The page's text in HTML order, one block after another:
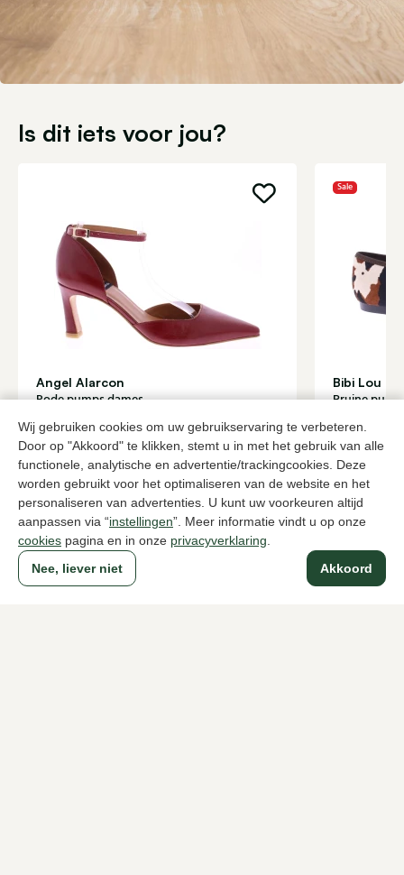
Wij gebruiken cookies om uw gebruikservaring te verbeteren.
Door op "Akkoord" te klikken, stemt u in met het gebruik van alle
functionele, analytische en advertentie/trackingcookies. Deze
worden gebruikt voor het optimaliseren van de website en het
personaliseren van advertenties. U kunt uw voorkeuren altijd
aanpassen via “instellingen”. Meer informatie vindt u op onze
cookies pagina en in onze privacyverklaring
Akkoord
Nee, liever niet
Is dit iets voor jou?
Angel Alarcon
Rode pumps dames
119,95
Sale
Bibi Lou
Bruine
169,95
Naar alle producten
Sinds 1983 een begrip in Den Haag